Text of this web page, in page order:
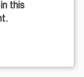
this